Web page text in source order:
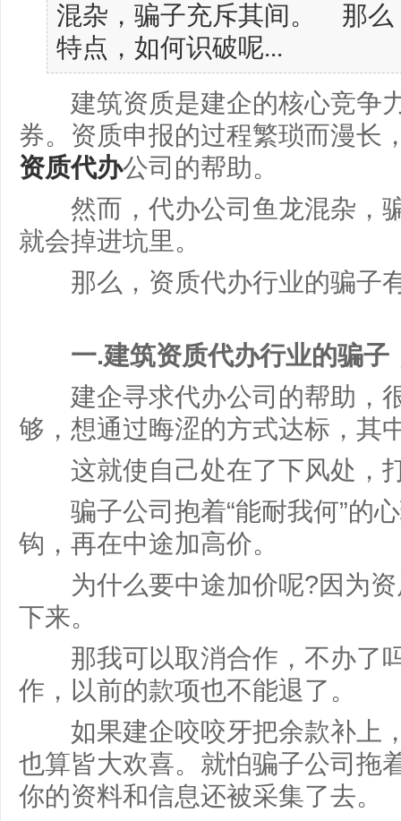
混杂，骗子充斥其间。 那么
特点，如何识破呢...
建筑资质是建企的核心竞争
券。资质申报的过程繁琐而漫长
资质代办公司的帮助。
然而，代办公司鱼龙混杂，
就会掉进坑里。
那么，资质代办行业的骗子
一.建筑资质代办行业的骗子
建企寻求代办公司的帮助，
够，想通过晦涩的方式达标，其
这就使自己处在了下风处，
骗子公司抱着“能耐我何”的心
钩，再在中途加高价。
为什么要中途加价呢?因为资
下来。
那我可以取消合作，不办了
作，以前的款项也不能退了。
如果建企咬咬牙把余款补上
也算皆大欢喜。就怕骗子公司拖
你的资料和信息还被采集了去。